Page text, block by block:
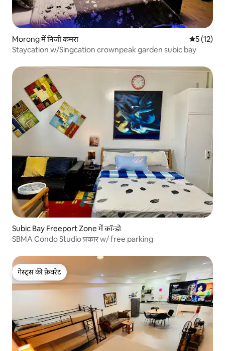
Morong में निजी कमरा औसत रेटिंग
5 (12)
Staycation w/Singcation crownpeak garden subic bay
Subic Bay Freeport Zone में कॉन्डो
SBMA Condo Studio प्रकार w/ free parking
गेस्ट्स की फ़ेवरेट
गेस्ट्स की फ़ेवरेट